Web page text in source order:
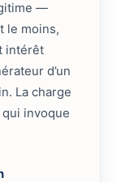
—
le moins,
intérêt
d’un
La charge
invoque